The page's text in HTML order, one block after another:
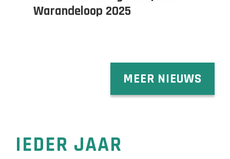
Warandeloop 2025
MEER NIEUWS
IEDER JAAR